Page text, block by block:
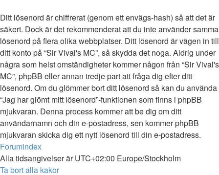
Ditt lösenord är chiffrerat (genom ett envägs-hash) så att det är
säkert. Dock är det rekommenderat att du inte använder samma
lösenord på flera olika webbplatser. Ditt lösenord är vägen in till
ditt konto på “Sir Vival's MC”, så skydda det noga. Aldrig under
några som helst omständigheter kommer någon från “Sir Vival's
MC”, phpBB eller annan tredje part att fråga dig efter ditt
lösenord. Om du glömmer bort ditt lösenord så kan du använda
“Jag har glömt mitt lösenord”-funktionen som finns i phpBB
mjukvaran. Denna process kommer att be dig om ditt
användarnamn och din e-postadress, sen kommer phpBB
mjukvaran skicka dig ett nytt lösenord till din e-postadress.
Forumindex
Alla tidsangivelser är UTC+02:00 Europe/Stockholm
Ta bort alla kakor